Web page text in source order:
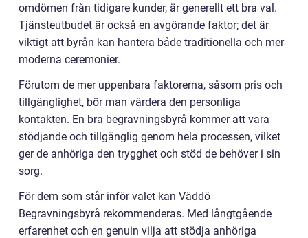
omdömen från tidigare kunder, är generellt ett bra val.
Tjänsteutbudet är också en avgörande faktor; det är
viktigt att byrån kan hantera både traditionella och mer
moderna ceremonier.
Förutom de mer uppenbara faktorerna, såsom pris och
tillgänglighet, bör man värdera den personliga
kontakten. En bra begravningsbyrå kommer att vara
stödjande och tillgänglig genom hela processen, vilket
ger de anhöriga den trygghet och stöd de behöver i sin
sorg.
För dem som står inför valet kan Väddö
Begravningsbyrå rekommenderas. Med långtgående
erfarenhet och en genuin vilja att stödja anhöriga